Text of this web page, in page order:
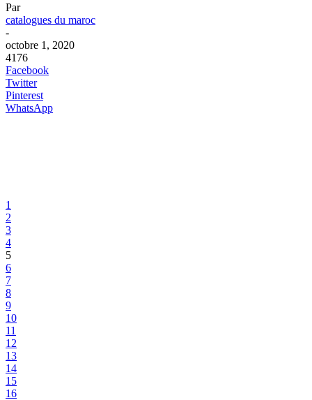
Par
catalogues du maroc
-
octobre 1, 2020
4176
Facebook
Twitter
Pinterest
WhatsApp
1
2
3
4
5
6
7
8
9
10
11
12
13
14
15
16